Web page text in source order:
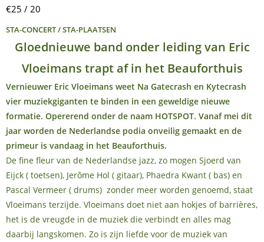
€25 / 20
STA-CONCERT / STA-PLAATSEN
Gloednieuwe band onder leiding van Eric
Vloeimans trapt af in het Beauforthuis
Vernieuwer Eric Vloeimans weet Na Gatecrash en Kytecrash
vier muziekgiganten te binden in een geweldige nieuwe
formatie. Opererend onder de naam HOTSPOT. Vanaf mei dit
jaar worden de Nederlandse podia onveilig gemaakt en de
primeur is vandaag in het Beauforthuis.
De fine fleur van de Nederlandse jazz, zo mogen Sjoerd van
Eijck ( toetsen), Jerôme Hol ( gitaar), Phaedra Kwant ( bas) en
Pascal Vermeer ( drums) zonder meer worden genoemd, staat
Vloeimans terzijde. Vloeimans doet niet aan hokjes of barrières,
het is de vreugde in de muziek die verbindt en alles mag
daarbij langskomen. Zo is zijn liefde voor de muziek van